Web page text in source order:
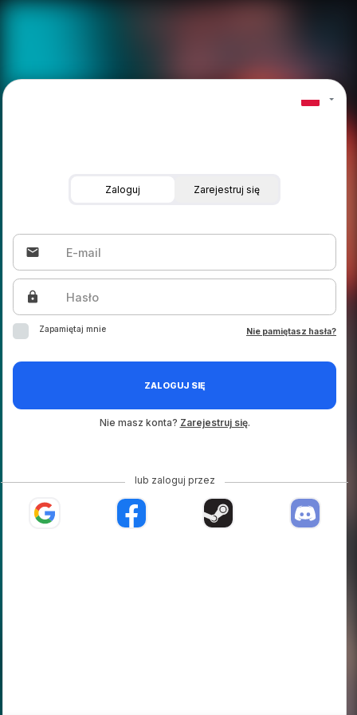
Zaloguj Zarejestruj się
email E-mail
lock Hasło
Zapamiętaj mnie Nie pamiętasz hasła?
ZALOGUJ SIĘ
Nie masz konta? Zarejestruj się.
lub zaloguj przez